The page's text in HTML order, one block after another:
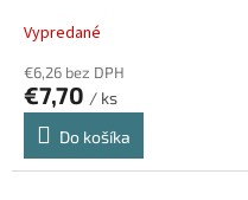
Vypredané
€6,26 bez DPH
€7,70 / ks
Do košíka